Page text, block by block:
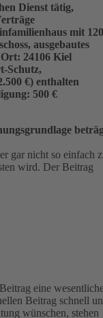
Dienst tätig,
mit 120
ausgebautes
24106 Kiel
Schutz,
€) enthalten
500 €
gar nicht so einfach
wird. Der Beitrag
eine
Beitrag schnell
wünschen, stehen